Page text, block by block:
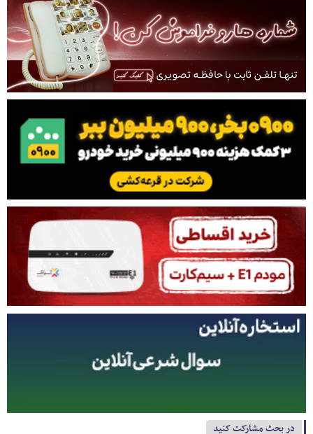
در بحث مشارکت کنید